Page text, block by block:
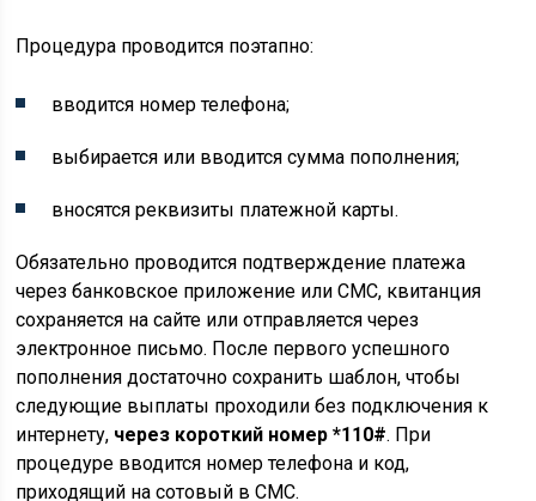
Процедура проводится поэтапно:
вводится номер телефона;
выбирается или вводится сумма пополнения;
вносятся реквизиты платежной карты.
Обязательно проводится подтверждение платежа
через банковское приложение или СМС, квитанция
сохраняется на сайте или отправляется через
электронное письмо. После первого успешного
пополнения достаточно сохранить шаблон, чтобы
следующие выплаты проходили без подключения к
интернету, через короткий номер *110#. При
процедуре вводится номер телефона и код,
приходящий на сотовый в СМС.